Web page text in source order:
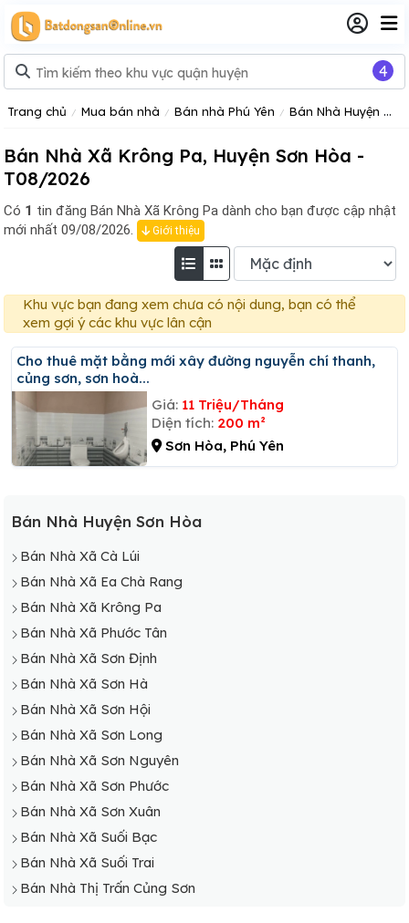
Trang chủ Mua bán nhà Bán nhà Phú Yên Bán Nhà Huyện Sơn Hòa Tỉnh Phú Yên
Bán Nhà Xã Krông Pa, Huyện Sơn Hòa -
T08/2026
Có 1 tin đăng Bán Nhà Xã Krông Pa dành cho bạn được cập nhật
mới nhất 09/08/2026.
Giới thiệu
Khu vực bạn đang xem chưa có nội dung, bạn có thể
xem gợi ý các khu vực lân cận
Cho thuê mặt bằng mới xây đường nguyễn chí thanh,
củng sơn, sơn hoà...
Giá: 11 Triệu/Tháng
Diện tích: 200 m²
Sơn Hòa, Phú Yên
Bán Nhà Huyện Sơn Hòa
Bán Nhà Xã Cà Lúi
Bán Nhà Xã Ea Chà Rang
Bán Nhà Xã Krông Pa
Bán Nhà Xã Phước Tân
Bán Nhà Xã Sơn Định
Bán Nhà Xã Sơn Hà
Bán Nhà Xã Sơn Hội
Bán Nhà Xã Sơn Long
Bán Nhà Xã Sơn Nguyên
Bán Nhà Xã Sơn Phước
Bán Nhà Xã Sơn Xuân
Bán Nhà Xã Suối Bạc
Bán Nhà Xã Suối Trai
Bán Nhà Thị Trấn Củng Sơn
4